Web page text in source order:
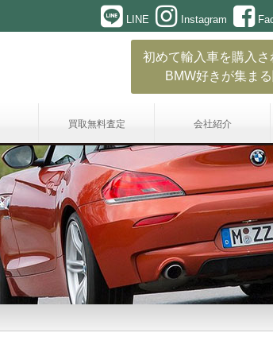
LINE Instagram
初めて輸入車を購入
BMW好きが集ま
買取無料査定 会社紹介